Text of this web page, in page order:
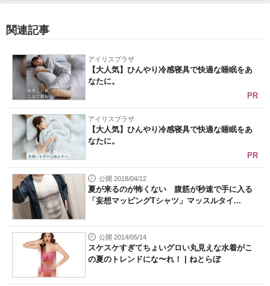
関連記事
アイリスプラザ
【大人気】ひんやり冷感寝具で快適な睡眠をあ
なたに。
PR
アイリスプラザ
【大人気】ひんやり冷感寝具で快適な睡眠をあ
なたに。
PR
公開 2018/04/12
夏が来るのが怖くない 腹筋が秒速で手に入る
「妄想マッピングTシャツ」マッスルタイ...
公開 2014/05/14
スケスケすぎてちょいグロい丸見えな水着がこ
の夏のトレンドにな〜れ！ | ねとらぼ